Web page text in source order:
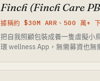
Finch (Finch Care
據稱約 $30M ARR、500 萬+
把自我照顧包裝成養一隻虛擬小
環 wellness App，無需募資也無